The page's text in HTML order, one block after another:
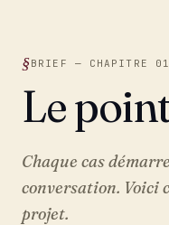
BRIEF — CHAPITRE 01
Le
Chaque cas
conversation. Voici
projet.